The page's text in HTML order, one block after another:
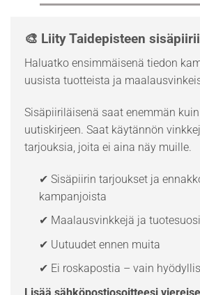
🎨 Liity Taidepisteen
Haluatko ensimmäisenä tiedon
uusista tuotteista ja
Sisäpiiriläisenä saat enemmän
uutiskirjeen. Saat käytännön
tarjouksia, joita ei aina näy muille.
✔ Sisäpiirin tarjoukset ja
kampanjoista
✔ Maalausvinkkejä ja
✔ Uutuudet ennen muita
✔ Ei roskapostia – vain